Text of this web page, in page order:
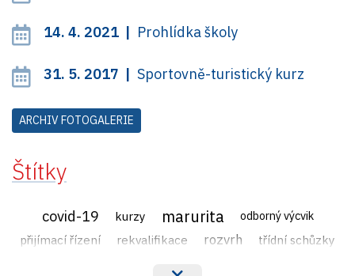
14. 4. 2021 | Prohlídka školy
31. 5. 2017 | Sportovně-turistický kurz
ARCHIV FOTOGALERIE
Štítky
covid-19 kurzy marurita odborný výcvik
přijímací řízení rekvalifikace rozvrh třídní schůzky